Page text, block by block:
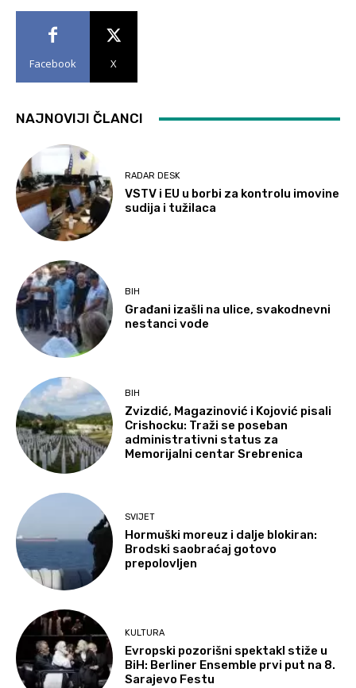
Facebook X
NAJNOVIJI ČLANCI
RADAR DESK
VSTV i EU u borbi za kontrolu imovine
sudija i tužilaca
BIH
Građani izašli na ulice, svakodnevni
nestanci vode
BIH
Zvizdić, Magazinović i Kojović pisali
Crishocku: Traži se poseban
administrativni status za
Memorijalni centar Srebrenica
SVIJET
Hormuški moreuz i dalje blokiran:
Brodski saobraćaj gotovo
prepolovljen
KULTURA
Evropski pozorišni spektakl stiže u
BiH: Berliner Ensemble prvi put na 8.
Sarajevo Festu